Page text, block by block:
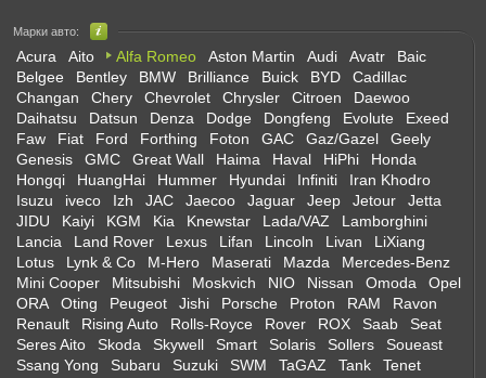
Марки авто:
Acura Aito Alfa Romeo Aston Martin Audi Avatr
Baic
Belgee
Bentley BMW Brilliance Buick BYD
Cadillac
Changan
Chery Chevrolet Chrysler Citroen
Daewoo
Daihatsu
Datsun Denza Dodge Dongfeng Evolute
Exeed
Faw
Fiat Ford Forthing Foton GAC Gaz/Gazel
Geely
Genesis
GMC Great Wall Haima Haval HiPhi
Honda
Hongqi
HuangHai Hummer Hyundai Infiniti
Iran Khodro
Isuzu
iveco Izh JAC Jaecoo Jaguar Jeep Jetour
Jetta
JIDU
Kaiyi KGM Kia Knewstar Lada/VAZ
Lamborghini
Lancia
Land Rover Lexus Lifan Lincoln Livan
LiXiang
Lotus
Lynk & Co M-Hero Maserati Mazda
Mercedes-Benz
Mini Cooper
Mitsubishi Moskvich NIO Nissan Omoda
Opel
ORA
Oting Peugeot Jishi Porsche Proton RAM
Ravon
Renault
Rising Auto Rolls-Royce Rover ROX Saab
Seat
Seres Aito
Skoda Skywell Smart Solaris Sollers
Soueast
Ssang Yong
Subaru Suzuki SWM TaGAZ Tank
Tenet